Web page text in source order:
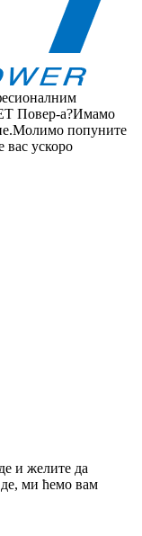
Повер-а?Имамо
попуните
вас ускоро
и желите да
ми ћемо вам